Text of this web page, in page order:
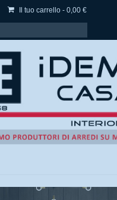
Il tuo carrello - 0,00 €